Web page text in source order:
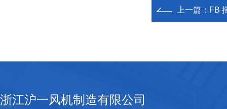
上一篇： FB
浙江沪一风机制造有限公司